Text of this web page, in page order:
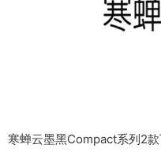
寒蝉云墨黑Compact系列2款